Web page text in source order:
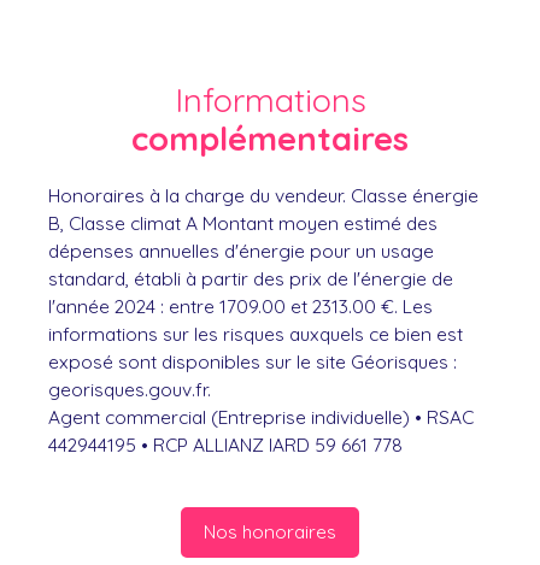
Informations
complémentaires
Honoraires à la charge du vendeur. Classe énergie
B, Classe climat A Montant moyen estimé des
dépenses annuelles d'énergie pour un usage
standard, établi à partir des prix de l'énergie de
l'année 2024 : entre 1709.00 et 2313.00 €. Les
informations sur les risques auxquels ce bien est
exposé sont disponibles sur le site Géorisques :
georisques.gouv.fr.
Agent commercial (Entreprise individuelle) • RSAC
442944195 • RCP ALLIANZ IARD 59 661 778
Nos honoraires